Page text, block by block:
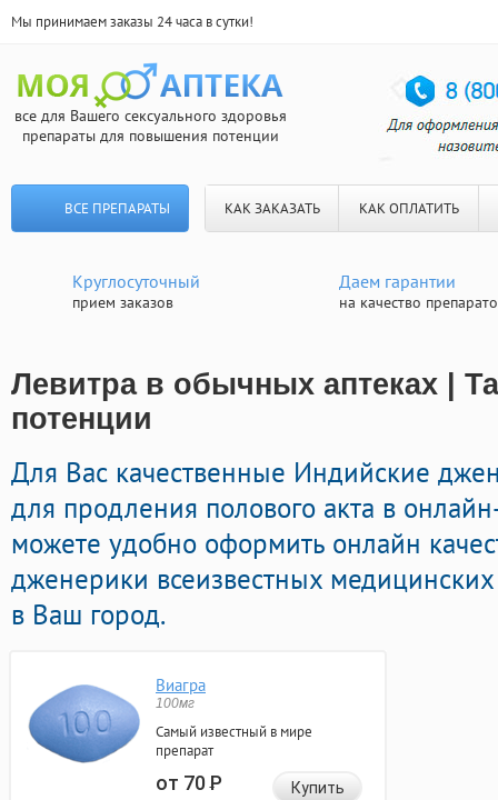
Мы принимаем заказы 24 часа в сутки!
все для Вашего сексуального здоровья
препараты для повышения потенции
ВСЕ ПРЕПАРАТЫ КАК ЗАКАЗАТЬ КАК ОПЛАТИТЬ
Круглосуточный
прием заказов
Даем гарантии
на качество
Левитра в обычных аптеках |
потенции
Для Вас качественные Индийские
для продления полового акта в
можете удобно оформить онлайн
дженерики всеизвестных
в Ваш город.
Виагра
100мг
Самый известный в мире
препарат
от 70Р Купить